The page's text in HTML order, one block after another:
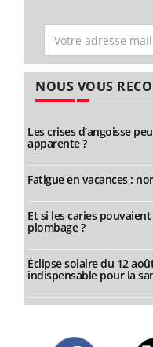
NOUS VOUS
Les crises d’angoisse
apparente ?
Fatigue en vacances :
Et si les caries
plombage ?
Éclipse solaire du 12
indispensable pour la